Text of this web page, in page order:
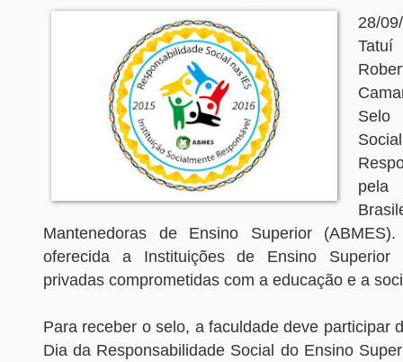
28/
Mantenedoras de Ensino Superior
oferecida a Instituições de Ensino Superior
privadas comprometidas com a educação e a
Para receber o selo, a faculdade deve participar
Dia da Responsabilidade Social do Ensino